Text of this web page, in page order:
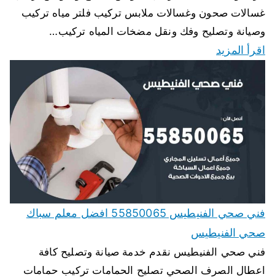
غسالات صحون وغسالات ملابس تركيب فلتر مياه تركيب
وصيانة وتصليح وفك ونقل مضخات المياه تركيب…
اقرأ المزيد
فني صحي الفنيطيس 55850065 افضل معلم سباك
صحي الفنيطيس
فني صحي الفنيطيس نقدم خدمة صيانة وتصليح كافة
اعطال الصرف الصحي تصليح الحمامات تركيب حمامات